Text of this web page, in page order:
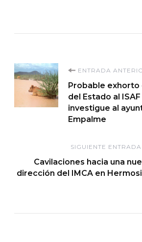
Navegación
de
entradas
ENTRADA
Probable exhorto
del Estado al
investigue al
Empalme
SIGUIENTE ENTRADA
Cavilaciones hacia una
dirección del IMCA en